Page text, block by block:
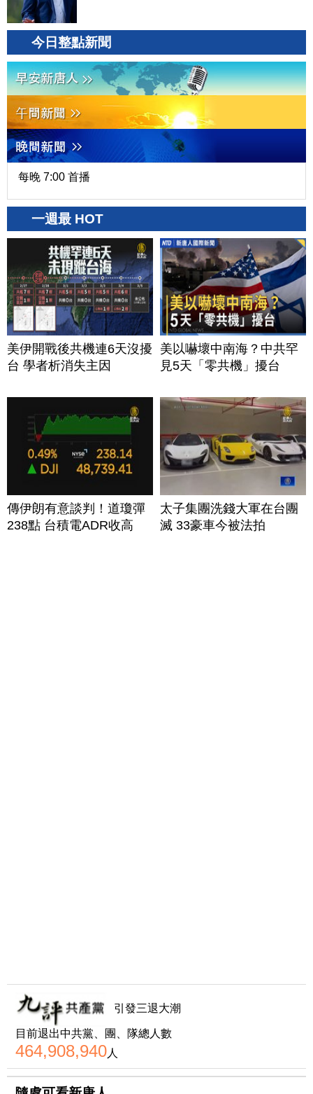
今日整點新聞
每晚 7:00 首播
一週最 HOT
美伊開戰後共機連6天沒擾
台 學者析消失主因
美以嚇壞中南海？中共罕
見5天「零共機」擾台
傳伊朗有意談判！道瓊彈
238點 台積電ADR收高
太子集團洗錢大軍在台團
滅 33豪車今被法拍
引發三退大潮
目前退出中共黨、團、隊總人數
464,908,940人